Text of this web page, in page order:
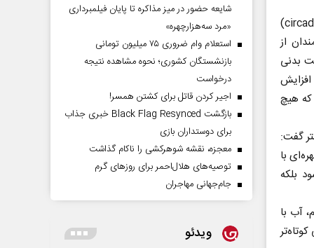
ریتم‌های روزانه در رفتار و فیزیولوژی پستانداران توسط یک سیستم شبانه‌روزی (circadian)
از
بدنی
که هیچ
گفت:
با
بلکه
آب با
شایعه حضور در میز مذاکره تا پایان فیلمبرداری
«مرد سه‌هزارچهره»
استعلام وام ضروری ۷۵ میلیون تومانی
بازنشستگان کشوری؛ نحوه مشاهده نتیجه
درخواست
اجیر کردن قاتل برای کشتن همسر!
بازگشت Black Flag Resynced خبری جذاب
برای دوستداران بازی
معجزه، نقشه شوهرکشی را ناکام گذاشت
توصیه‌های هلال‌احمر برای روز‌های گرم
جام‌جهانی مهاجران
ویدئو